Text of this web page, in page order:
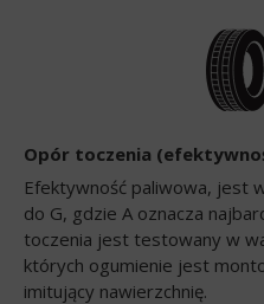
Opór toczenia
Efektywność paliwowa, jest
do G, gdzie A oznacza
toczenia jest testowany w
których ogumienie jest
imitujący nawierzchnię.